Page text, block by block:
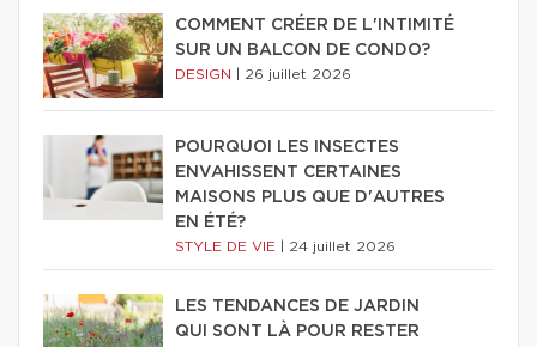
COMMENT CRÉER DE L'INTIMITÉ
SUR UN BALCON DE CONDO?
DESIGN 26 juillet 2026
POURQUOI LES INSECTES
ENVAHISSENT CERTAINES
MAISONS PLUS QUE D'AUTRES
EN ÉTÉ?
STYLE DE VIE 24 juillet 2026
LES TENDANCES DE JARDIN
QUI SONT LÀ POUR RESTER